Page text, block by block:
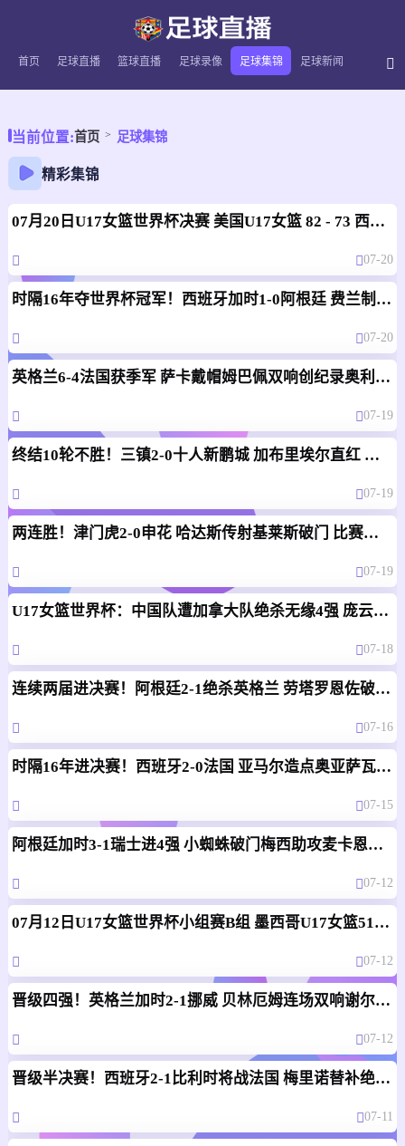
首页 足球直播 篮球直播 足球录像 足球集锦 足球新闻
当前位置:首页 足球集锦
精彩集锦
07月20日U17女篮世界杯决赛 美国U17女篮 82 - 73 西班牙U17女篮 集锦
07-20
时隔16年夺世界杯冠军！西班牙加时1-0阿根廷 费兰制胜恩佐染红
07-20
英格兰6-4法国获季军 萨卡戴帽姆巴佩双响创纪录奥利塞2助+失良机
07-19
终结10轮不胜！三镇2-0十人新鹏城 加布里埃尔直红 熊继政破门
07-19
两连胜！津门虎2-0申花 哈达斯传射基莱斯破门 比赛一度暂停1小时
07-19
U17女篮世界杯：中国队遭加拿大队绝杀无缘4强 庞云舒16+10
07-18
连续两届进决赛！阿根廷2-1绝杀英格兰 劳塔罗恩佐破门梅西两助攻
07-16
时隔16年进决赛！西班牙2-0法国 亚马尔造点奥亚萨瓦尔、波罗破门
07-15
阿根廷加时3-1瑞士进4强 小蜘蛛破门梅西助攻麦卡恩博洛假摔染红
07-12
07月12日U17女篮世界杯小组赛B组 墨西哥U17女篮51-80中国U17女篮 全场集锦
07-12
晋级四强！英格兰加时2-1挪威 贝林厄姆连场双响谢尔德鲁普破门
07-12
晋级半决赛！西班牙2-1比利时将战法国 梅里诺替补绝杀拉门斯送礼
07-11